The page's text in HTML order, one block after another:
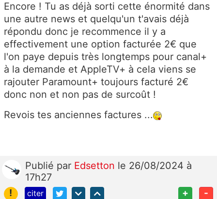
Encore ! Tu as déjà sorti cette énormité dans
une autre news et quelqu'un t'avais déjà
répondu donc je recommence il y a
effectivement une option facturée 2€ que
l'on paye depuis très longtemps pour canal+
à la demande et AppleTV+ à cela viens se
rajouter Paramount+ toujours facturé 2€
donc non et non pas de surcoût !
Revois tes anciennes factures ...
Publié par Edsetton le 26/08/2024 à
17h27
!
citer + -